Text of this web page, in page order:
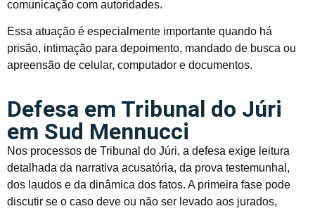
comunicação com autoridades.
Essa atuação é especialmente importante quando há
prisão, intimação para depoimento, mandado de busca ou
apreensão de celular, computador e documentos.
Defesa em Tribunal do Júri
em Sud Mennucci
Nos processos de Tribunal do Júri, a defesa exige leitura
detalhada da narrativa acusatória, da prova testemunhal,
dos laudos e da dinâmica dos fatos. A primeira fase pode
discutir se o caso deve ou não ser levado aos jurados,